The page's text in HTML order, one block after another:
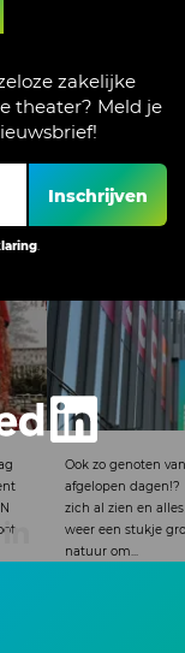
zakelijke
theater? Meld je
Inschrijven
.
Ook zo genoten van het
afgelopen dagen!? De
zich al zien en alles wordt
weer een stukje
natuur om...